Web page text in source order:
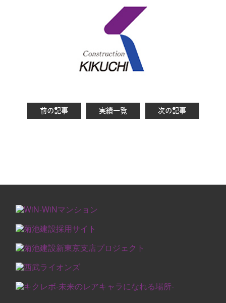
前の記事 実績一覧 次の記事